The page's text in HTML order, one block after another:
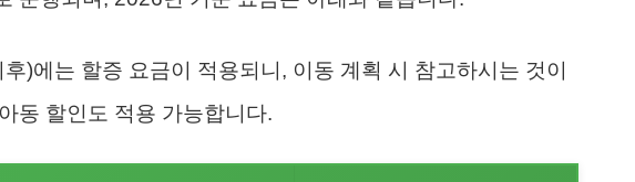
)에는 할증 요금이 적용되니, 이동 계획 시 참고하시는 것이
동 할인도 적용 가능합니다.